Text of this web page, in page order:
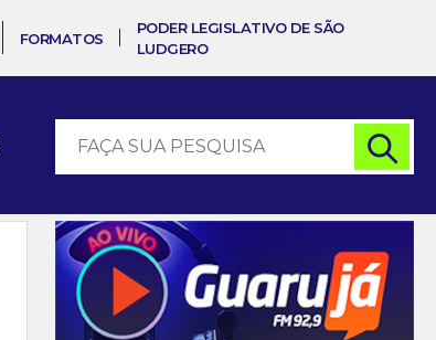
FORMATOS
PODER LEGISLATIVO DE SÃO
LUDGERO